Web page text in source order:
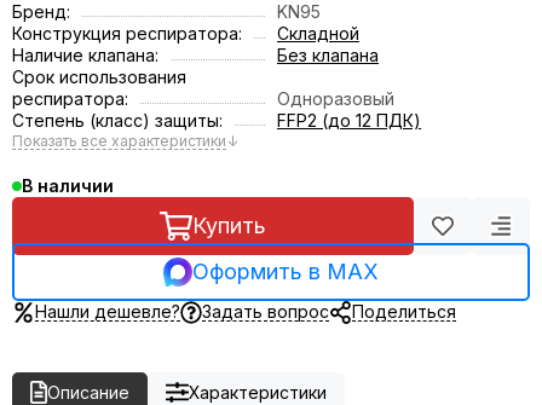
Бренд:
KN95
Конструкция респиратора:
Складной
Наличие клапана:
Без клапана
Срок использования
респиратора:
Одноразовый
Степень (класс) защиты:
FFP2 (до 12 ПДК)
Показать все характеристики ↓
В наличии
Купить
Оформить в MAX
Нашли дешевле? Задать вопрос Поделиться
Описание
Характеристики